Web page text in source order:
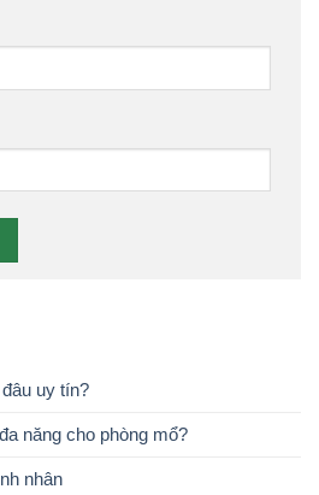
uy tín?
năng cho phòng mổ?
nhân